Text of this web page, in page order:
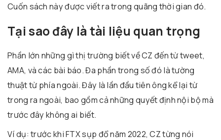
Cuốn sách này được viết ra trong quãng thời gian đó.
Tại sao đây là tài liệu quan trọng
Phần lớn những gì thị trường biết về CZ đến từ tweet,
AMA, và các bài báo. Đa phần trong số đó là tường
thuật từ phía ngoài. Đây là lần đầu tiên ông kể lại từ
trong ra ngoài, bao gồm cả những quyết định nội bộ mà
trước đây không ai biết.
Ví dụ: trước khi FTX sụp đổ năm 2022, CZ từng nói